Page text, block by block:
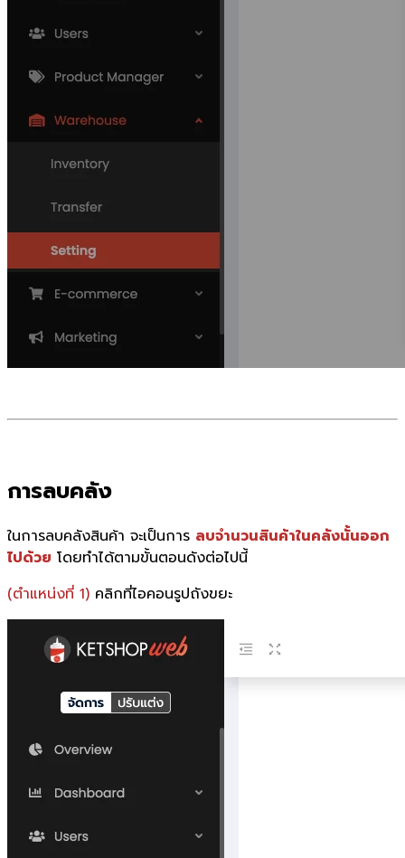
การลบคลัง
ในการลบคลังสินค้า จะเป็นการ ลบจำนวนสินค้าในคลังนั้นออก
ไปด้วย โดยทำได้ตามขั้นตอนดังต่อไปนี้
(ตำแหน่งที่ 1) คลิกที่ไอคอนรูปถังขยะ